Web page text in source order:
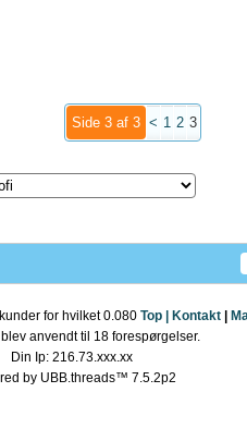
Side 3 af 3 < 1 2 3
Top | Kontakt
for hvilket 0.080
anvendt til 18 forespørgelser.
Din Ip: 216.73.xxx.xx
by UBB.threads™ 7.5.2p2